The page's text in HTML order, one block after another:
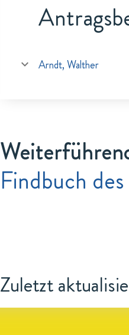
Arndt, Walther
Findbuch
Zuletzt